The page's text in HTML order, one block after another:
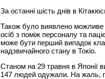
За останні шість днів в
Також було виявлено можливе
осіб з поміж персоналу та
може бути перший випадок
надзвичайного стану в Токіо.
Станом на 29 травня в Японії
147 людей одужали. На жаль,